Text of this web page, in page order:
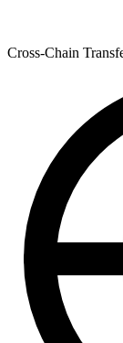
Cross-Chain